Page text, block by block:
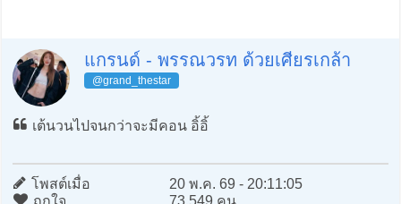
แกรนด์ - พรรณวรท ด้วยเศียรเกล้า
@grand_thestar
เต้นวนไปจนกว่าจะมีคอน อิ้อิ้
โพสต์เมื่อ
20 พ.ค. 69 - 20:11:05
ถูกใจ
73,549 คน